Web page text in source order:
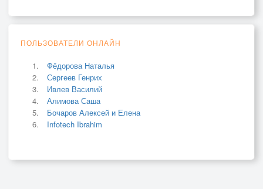
ПОЛЬЗОВАТЕЛИ ОНЛАЙН
Фёдорова Наталья
Сергеев Генрих
Ивлев Василий
Алимова Саша
Бочаров Алексей и Елена
Infotech Ibrahim